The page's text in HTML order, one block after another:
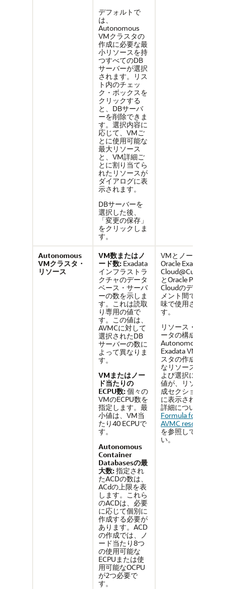
デフォルトで
は、
Autonomous
VMクラスタの
作成に必要な最
小リソースを持
つすべてのDB
サーバーが選択
されます。リス
ト内のチェッ
ク・ボックスを
クリックする
と、DBサーバ
ーを削除できま
す。選択内容に
応じて、VMご
とに使用可能な
最大リソース
と、VM詳細ご
とに割り当てら
れたリソースが
ダイアログに表
示されます。
DBサーバーを
選択した後、
「変更の保存」
をクリックしま
す。
Autonomous
VMクラスタ・
リソース
VM数またはノ
ード数: Exadata
インフラストラ
クチャのデータ
ベース・サーバ
ーの数を示しま
す。これは読取
り専用の値で
す。この値は、
AVMCに対して
選択されたDB
サーバーの数に
よって異なりま
す。
VMまたはノー
ド当たりの
ECPU数: 個々の
VMのECPU数を
指定します。最
小値は、VM当
たり40 ECPUで
す。
Autonomous
Container
Databasesの最
大数: 指定され
たACDの数は、
ACdの上限を表
します。これら
のACDは、必要
に応じて個別に
作成する必要が
あります。ACD
の作成では、ノ
ード当たり8つ
の使用可能な
ECPUまたは使
用可能なOCPU
が2つ必要で
す。
VMとノードは、
Oracle Exadata
Cloud@Customer
とOracle Public
Cloudのデプロイ
メント間で同じ意
味で使用されま
す。
リソース・パラメ
ータの構成時に、
Autonomous
Exadata VMクラ
スタの作成に必要
なリソース集計お
よび選択に基づく
値が、リソース構
成セクションの下
に表示されます。
詳細については、
Formula for sizing
AVMC resources
を参照してくださ
い。